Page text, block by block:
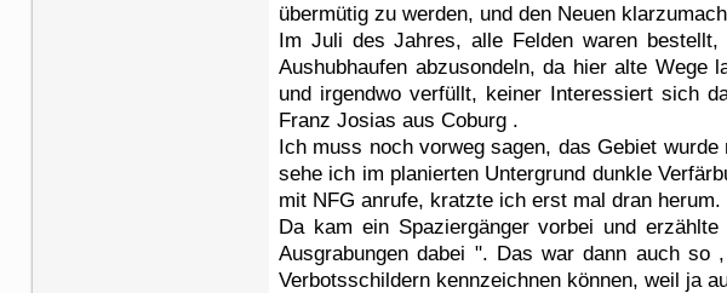
übermütig zu werden, und den Neuen
Im Juli des Jahres, alle Felden waren
Aushubhaufen abzusondeln, da hier alte Wege
und irgendwo verfüllt, keiner Interessiert sich
Franz Josias aus Coburg .
Ich muss noch vorweg sagen, das Gebiet
sehe ich im planierten Untergrund dunkle
mit NFG anrufe, kratzte ich erst mal dran herum.
Da kam ein Spaziergänger vorbei und
Ausgrabungen dabei ". Das war dann auch
Verbotsschildern kennzeichnen können, weil ja